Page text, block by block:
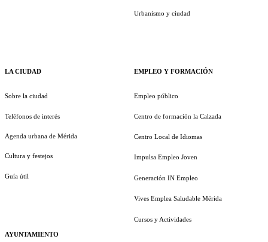
LA CIUDAD
Sobre la ciudad
Teléfonos de interés
Agenda urbana de Mérida
Cultura y festejos
Guía útil
AYUNTAMIENTO
Urbanismo y ciudad
EMPLEO Y FORMACIÓN
Empleo público
Centro de formación la Calzada
Centro Local de Idiomas
Impulsa Empleo Joven
Generación IN Empleo
Vives Emplea Saludable Mérida
Cursos y Actividades